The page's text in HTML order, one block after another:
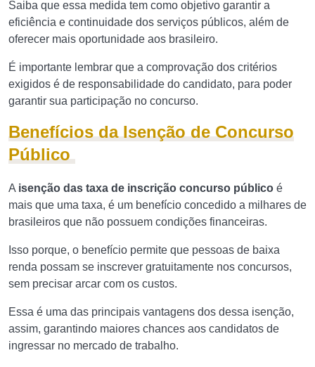
Saiba que essa medida tem como objetivo garantir a
eficiência e continuidade dos serviços públicos, além de
oferecer mais oportunidade aos brasileiro.
É importante lembrar que a comprovação dos critérios
exigidos é de responsabilidade do candidato, para poder
garantir sua participação no concurso.
Benefícios da Isenção de Concurso
Público
A isenção das taxa de inscrição concurso público é
mais que uma taxa, é um benefício concedido a milhares de
brasileiros que não possuem condições financeiras.
Isso porque, o benefício permite que pessoas de baixa
renda possam se inscrever gratuitamente nos concursos,
sem precisar arcar com os custos.
Essa é uma das principais vantagens dos dessa isenção,
assim, garantindo maiores chances aos candidatos de
ingressar no mercado de trabalho.